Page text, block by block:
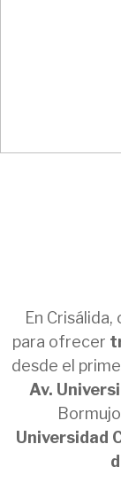
En
para ofrecer
desde el
Av.
Universidad